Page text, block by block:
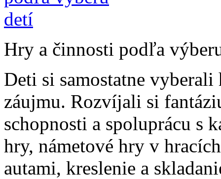
Hry a činnosti podľa
Deti si samostatne
záujmu. Rozvíjali si
schopnosti a spoluprácu s
hry, námetové hry v
autami, kreslenie a